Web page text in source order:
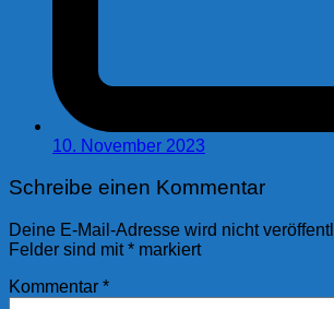
10. November 2023
Schreibe einen Kommentar
Deine E-Mail-Adresse wird nicht
Felder sind mit* markiert
Kommentar *